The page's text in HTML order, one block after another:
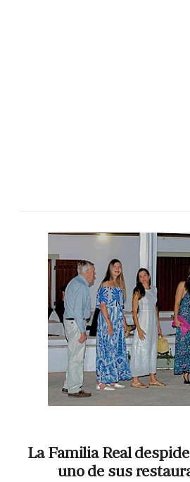
La Familia Real
uno de sus